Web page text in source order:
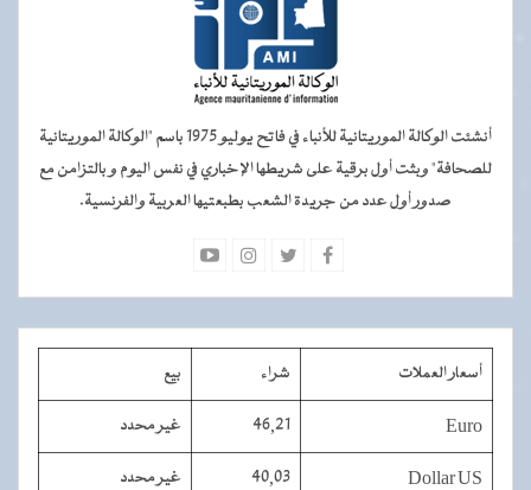
أنشئت الوكالة الموريتانية للأنباء في فاتح يوليو 1975 باسم "الوكالة الموريتانية
للصحافة" وبثت أول برقية على شريطها الإخباري في نفس اليوم و بالتزامن مع
صدور أول عدد من جريدة الشعب بطبعتيها العربية والفرنسية.
أسعار العملات شراء بيع
Euro
46,21 غير محدد
Dollar US
40,03 غير محدد